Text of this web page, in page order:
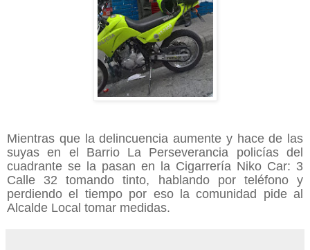
Mientras que la delincuencia aumente y hace de las
suyas en el Barrio La Perseverancia policías del
cuadrante se la pasan en la Cigarrería Niko Car: 3
Calle 32 tomando tinto, hablando por teléfono y
perdiendo el tiempo por eso la comunidad pide al
Alcalde Local tomar medidas.